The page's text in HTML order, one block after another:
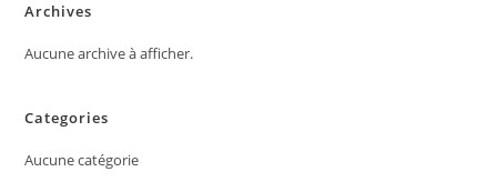
Archives
Aucune archive à afficher.
Categories
Aucune catégorie